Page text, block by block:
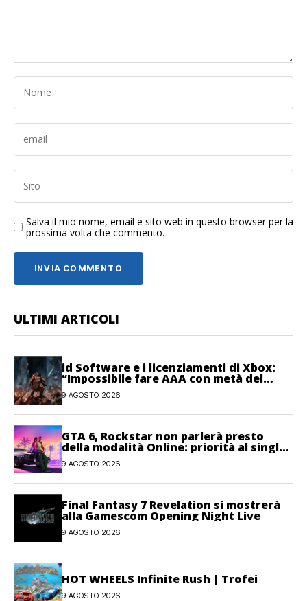
Salva il mio nome, email e sito web in questo browser per la
prossima volta che commento.
ULTIMI ARTICOLI
id Software e i licenziamenti di Xbox:
“Impossibile fare AAA con metà del
personale”
9 AGOSTO 2026
GTA 6, Rockstar non parlerà presto
della modalità Online: priorità al single-
player
9 AGOSTO 2026
Final Fantasy 7 Revelation si mostrerà
alla Gamescom Opening Night Live
9 AGOSTO 2026
HOT WHEELS Infinite Rush | Trofei
9 AGOSTO 2026